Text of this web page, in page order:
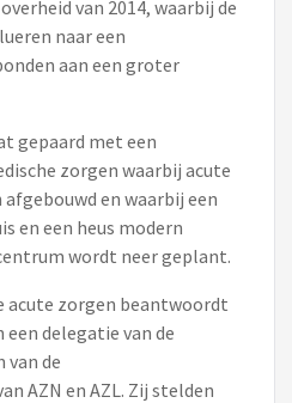
van 2014, waarbij de
naar een
aan een groter
gepaard met een
zorgen waarbij acute
en waarbij een
en een heus modern
wordt neer geplant.
acute zorgen beantwoordt
delegatie van de
van de
AZN en AZL. Zij stelden